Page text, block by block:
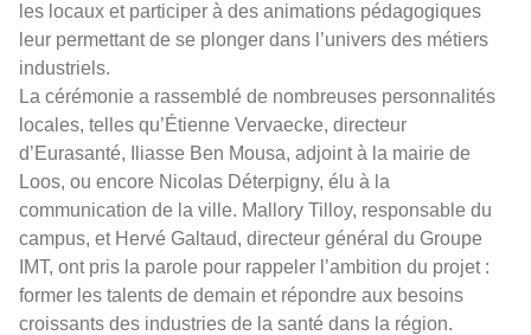
les locaux et participer à des animations pédagogiques
leur permettant de se plonger dans l’univers des métiers
industriels.
La cérémonie a rassemblé de nombreuses personnalités
locales, telles qu’Étienne Vervaecke, directeur
d’Eurasanté, Iliasse Ben Mousa, adjoint à la mairie de
Loos, ou encore Nicolas Déterpigny, élu à la
communication de la ville. Mallory Tilloy, responsable du
campus, et Hervé Galtaud, directeur général du Groupe
IMT, ont pris la parole pour rappeler l’ambition du projet :
former les talents de demain et répondre aux besoins
croissants des industries de la santé dans la région.